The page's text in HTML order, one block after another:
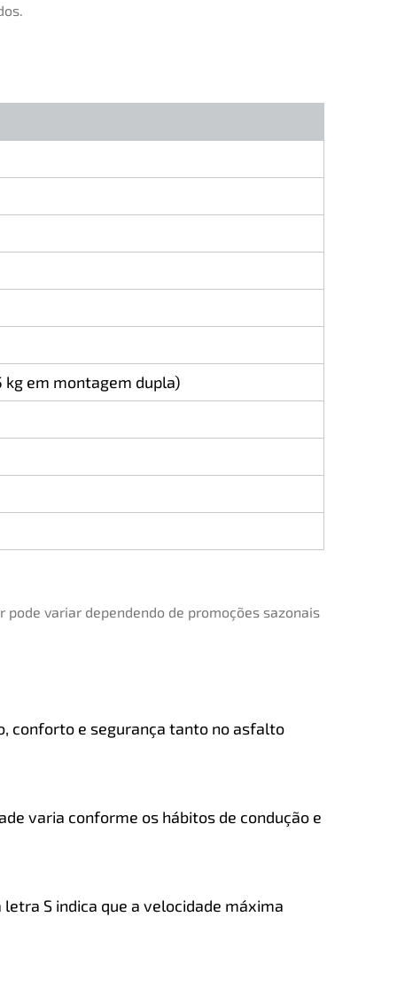
kg em montagem dupla)
pode variar dependendo de promoções sazonais
conforto e segurança tanto no asfalto
varia conforme os hábitos de condução e
S indica que a velocidade máxima